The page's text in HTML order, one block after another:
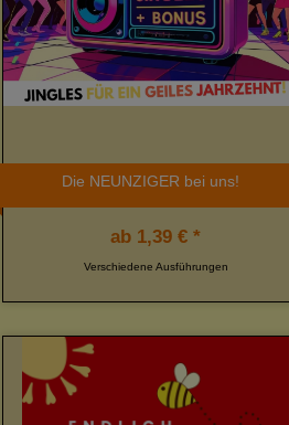
Die NEUNZIGER bei uns!
ab 1,39 € *
Verschiedene Ausführungen